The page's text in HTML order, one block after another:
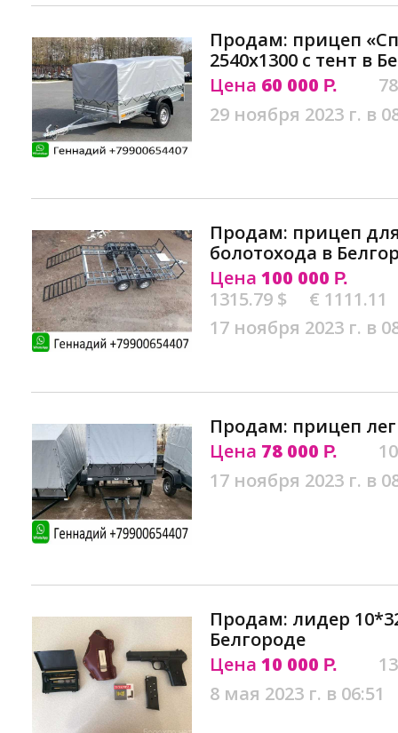
Продам: прицеп
2540х1300 с тент в
Цена 60 000 Р.
29 ноября 2023 г. в
Продам: прицеп
болотохода в
Цена 100 000 Р.
1315.79 $
€ 1111.11
17 ноября 2023 г. в
Продам: прицеп
Цена 78 000 Р.
17 ноября 2023 г. в
Продам: лидер
Белгороде
Цена 10 000 Р.
8 мая 2023 г. в 06:51